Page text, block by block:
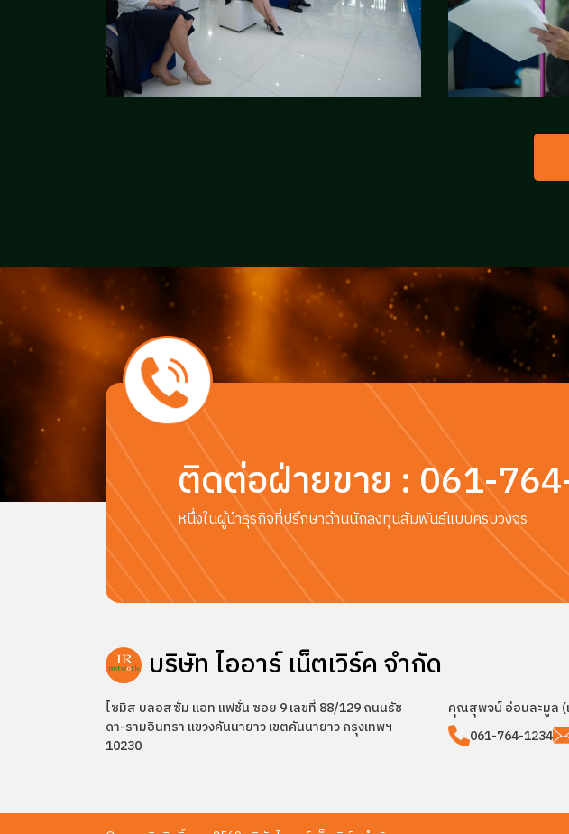
ติดต่อฝ่ายขาย : 061-
หนึ่งในผู้นำธุรกิจที่ปรึกษาด้านนักลงทุนสัมพันธ์แบบครบวงจร
บริษัท ไออาร์ เน็ตเวิร์ค จำกัด
ไซมิส บลอสซั่ม แอท แฟชั่น ซอย 9 เลขที่ 88/129 ถนนรัช
ดา-รามอินทรา แขวงคันนายาว เขตคันนายาว กรุงเทพฯ
10230
คุณสุพจน์ อ่อนละมูล (
061-764-1234